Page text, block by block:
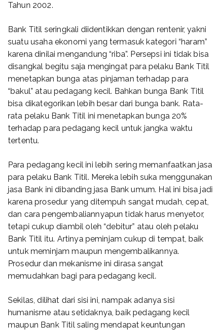
Tahun 2002.
Bank Titil seringkali diidentikkan dengan rentenir, yakni
suatu usaha ekonomi yang termasuk kategori “haram”
karena dinilai mengandung “riba”. Persepsi ini tidak bisa
disangkal begitu saja mengingat para pelaku Bank Titil
menetapkan bunga atas pinjaman terhadap para
“bakul” atau pedagang kecil. Bahkan bunga Bank Titil
bisa dikategorikan lebih besar dari bunga bank. Rata-
rata pelaku Bank Titil ini menetapkan bunga 20%
terhadap para pedagang kecil untuk jangka waktu
tertentu.
Para pedagang kecil ini lebih sering memanfaatkan jasa
para pelaku Bank Titil. Mereka lebih suka menggunakan
jasa Bank ini dibanding jasa Bank umum. Hal ini bisa jadi
karena prosedur yang ditempuh sangat mudah, cepat,
dan cara pengembaliannyapun tidak harus menyetor,
tetapi cukup diambil oleh “debitur” atau oleh pelaku
Bank Titil itu. Artinya peminjam cukup di tempat, baik
untuk meminjam maupun mengembalikannya.
Prosedur dan mekanisme ini dirasa sangat
memudahkan bagi para pedagang kecil.
Sekilas, dilihat dari sisi ini, nampak adanya sisi
humanisme atau setidaknya, baik pedagang kecil
maupun Bank Titil saling mendapat keuntungan